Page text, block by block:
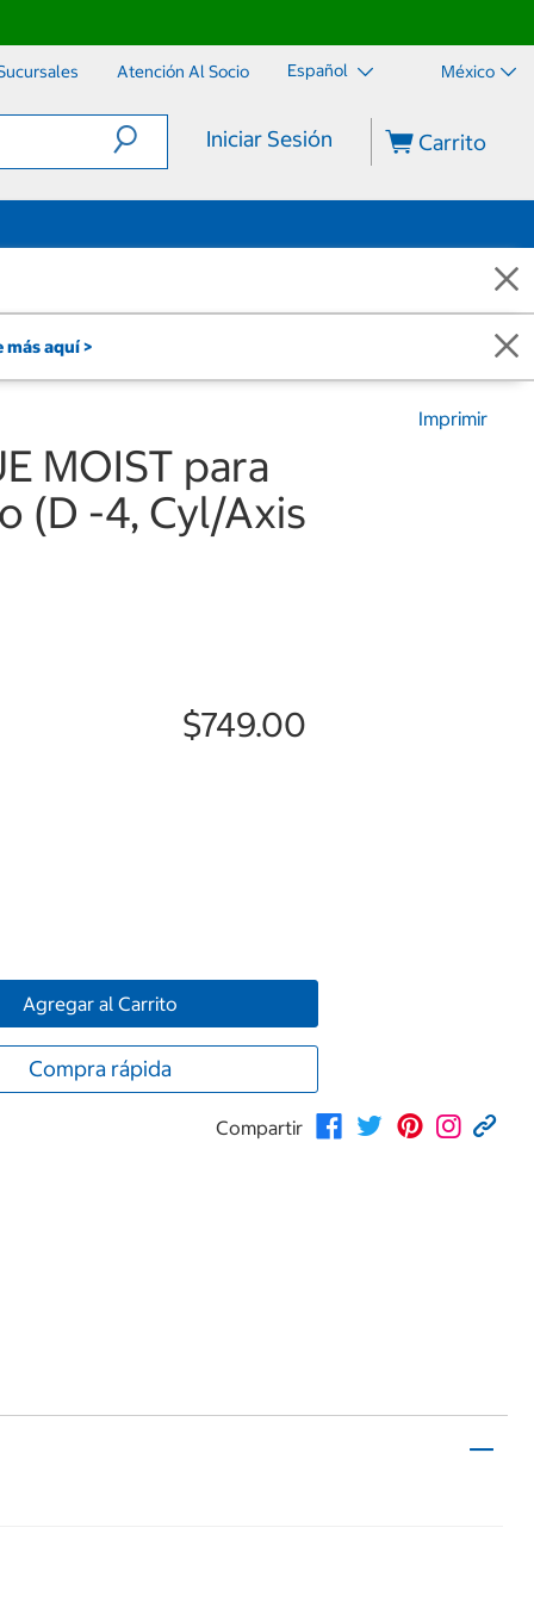
Atención Al Socio Español México
Iniciar Sesión Carrito
más aquí >
Imprimir
MOIST para
(D -4, Cyl/Axis
$749.00
Agregar al Carrito
Compra rápida
Compartir